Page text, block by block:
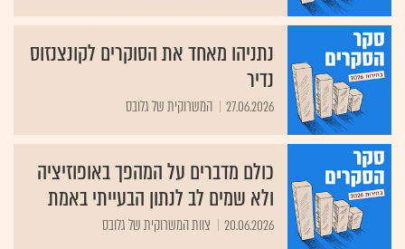
נתניהו מאחד את הסוקרים לקונצנזוס
נדיר
27.06.2026 המשרוקית של גלובס
כולם מדברים על המהפך באופוזיציה
ולא שמים לב לנתון הבעייתי באמת
20.06.2026 צוות המשרוקית של גלובס